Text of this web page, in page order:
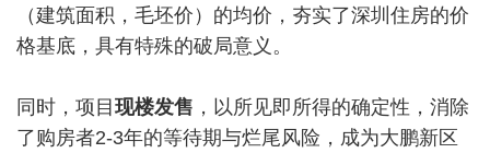
（建筑面积，毛坯价）的均价，夯实了深圳住房的价
格基底，具有特殊的破局意义。
同时，项目 现楼发售 ，以所见即所得的确定性，消除
了购房者2-3年的等待期与烂尾风险，成为大鹏新区